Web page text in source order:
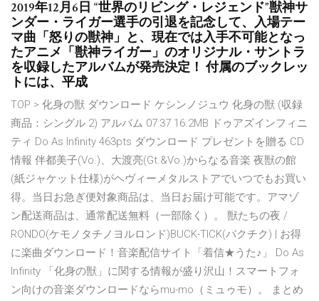
2019年12月6日 “世界のリビング・レジェンド”獣神サ
ンダー・ライガー選手の引退を記念して、入場テー
マ曲「怒りの獣神」と、現在では入手不可能となっ
たアニメ「獣神ライガー」のオリジナル・サントラ
を収録したアルバムが発売決定！ 付属のブックレッ
トには、平成
TOP > 化身の獣 ダウンロード ケシンノジュウ 化身の獣 (収録
商品：シングル 2) アルバム 07:37 16.2MB ドゥアズインフィニ
ティ Do As Infinity 463pts ダウンロード プレゼントを贈る CD
情報 伴都美子(Vo.)、大渡亮(Gt.&Vo.)からなる音楽 夜獣の館
(紙ジャケット仕様)がヘヴィーメタルストアでいつでもお買い
得。当日お急ぎ便対象商品は、当日お届け可能です。アマゾ
ン配送商品は、通常配送無料（一部除く）。 獣たちの夜 /
RONDO(ケモノタチノヨルロンド)BUCK-TICK(バクチク) | お得
に楽曲ダウンロード！音楽配信サイト「着信★うた♪」 Do As
Infinity 「化身の獣」に関する情報が盛り沢山！スマートフォ
ン向けの音楽ダウンロードならmu-mo（ミュゥモ）。 まとめ